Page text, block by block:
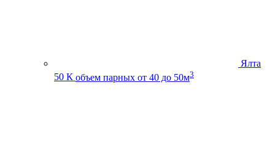
Ялта
50 К объем парных от 40 до 50м3